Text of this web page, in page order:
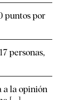
puntos por
personas,
a la opinión